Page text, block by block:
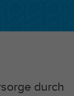
durch